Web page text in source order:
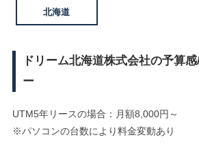
北海道
ドリーム北海道株式会社の予算
ー
UTM5年リースの場合：月額8,000円～
※パソコンの台数により料金変動あり